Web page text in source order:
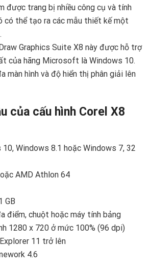
được trang bị nhiều công cụ và tính
có thể tạo ra các mẫu thiết kế một
Graphics Suite X8 này được hỗ trợ
của hãng Microsoft là Windows 10.
màn hình và độ hiển thị phân giải lên
của cấu hình Corel X8
Windows 8.1 hoặc Windows 7, 32
AMD Athlon 64
GB
điểm, chuột hoặc máy tính bảng
1280 x 720 ở mức 100% (96 dpi)
11 trở lên
4.6